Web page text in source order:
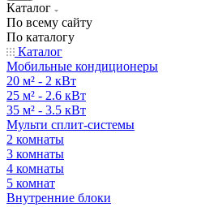
Каталог
По всему сайту
По каталогу
Каталог
Мобильные кондиционеры
20 м² - 2 кВт
25 м² - 2.6 кВт
35 м² - 3.5 кВт
Мульти сплит-системы
2 комнаты
3 комнаты
4 комнаты
5 комнат
Внутренние блоки